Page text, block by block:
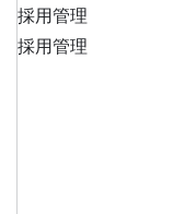
採用管理
採用管理